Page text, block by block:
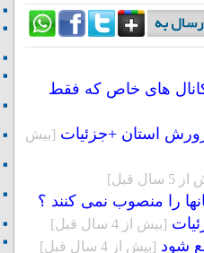
های خاص که فقط
استان +جزئیات [بيش
قبل]
را منصوب نمی کنند ؟
[بيش از 4 سال قبل]
شود [بيش از 4 سال قبل]